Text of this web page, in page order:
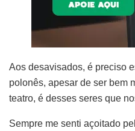
Aos desavisados, é preciso
polonês, apesar de ser bem
teatro, é desses seres que
Sempre me senti açoitado